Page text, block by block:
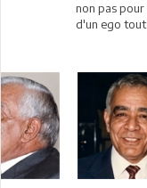
non pas
d'un ego tout